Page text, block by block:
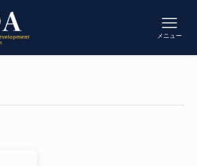
メニュー